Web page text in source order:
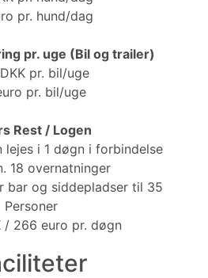
pr. hund/dag
pr. uge (Bil og trailer)
pr. bil/uge
pr. bil/uge
Rest / Logen
lejes i 1 døgn i forbindelse
18 overnatninger
bar og siddepladser til 35
Personer
/ 266 euro pr. døgn